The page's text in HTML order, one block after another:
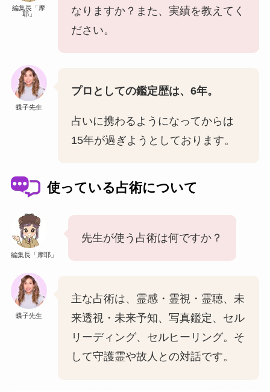
編集長「摩
耶」
なりますか？また、実績を教えてく
ださい。
蝶子先生
プロとしての鑑定歴は、6年。
占いに携わるようになってからは
15年が過ぎようとしております。
使っている占術について
編集長「摩耶」
先生が使う占術は何ですか？
蝶子先生
主な占術は、霊感・霊視・霊聴、未
来透視・未来予知、写真鑑定、セル
リーディング、セルヒーリング。そ
して守護霊や故人との対話です。